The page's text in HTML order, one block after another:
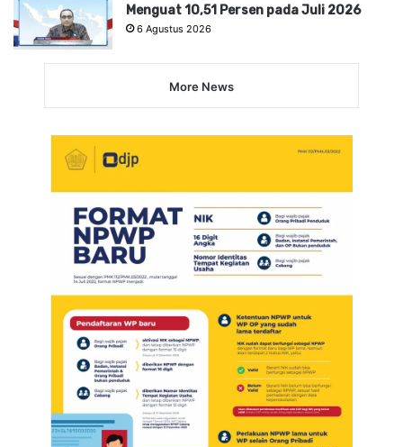
Menguat 10,51 Persen pada Juli 2026
6 Agustus 2026
More News